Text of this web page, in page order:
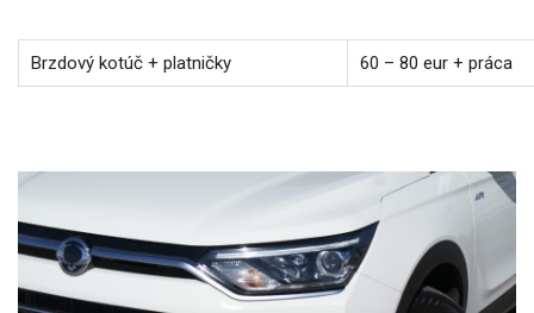
Brzdový kotúč + platničky 60 – 80 eur + práca